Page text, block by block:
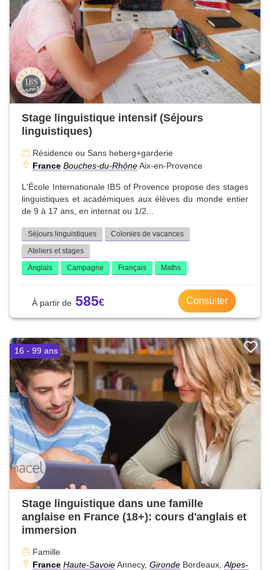
Stage linguistique intensif (Séjours
linguistiques)
Résidence ou Sans heberg+garderie
France Bouches-du-RhôneAix-en-Provence
L'École Internationale IBS of Provence propose des stages
linguistiques et académiques aux élèves du monde entier
de 9 à 17 ans, en internat ou 1/2...
Séjours linguistiques
Colonies de vacances
Ateliers et stages
Anglais
Campagne Français Maths
585 Consulter
16 - 99 ans
Stage linguistique dans une famille
anglaise en France (18+): cours d'anglais et
immersion
Famille
France Haute-SavoieAnnecy, Gironde Bordeaux, Alpes-